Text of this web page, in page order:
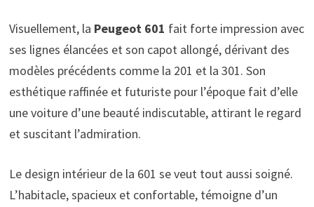
Visuellement, la Peugeot 601 fait forte impression avec
ses lignes élancées et son capot allongé, dérivant des
modèles précédents comme la 201 et la 301. Son
esthétique raffinée et futuriste pour l’époque fait d’elle
une voiture d’une beauté indiscutable, attirant le regard
et suscitant l’admiration.
Le design intérieur de la 601 se veut tout aussi soigné.
L’habitacle, spacieux et confortable, témoigne d’un